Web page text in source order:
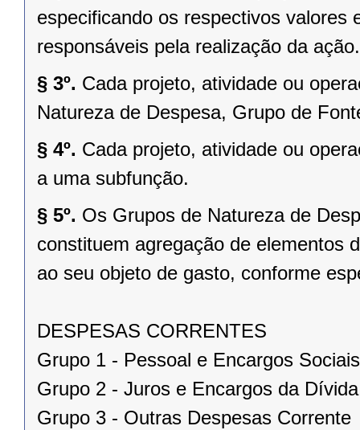
especificando os respectivos valores
responsáveis pela realização da ação.
§ 3º. Cada projeto, atividade ou
Natureza de Despesa, Grupo de
§ 4º. Cada projeto, atividade ou
a uma subfunção.
§ 5º. Os Grupos de Natureza de
constituem agregação de elementos
ao seu objeto de gasto, conforme
DESPESAS CORRENTES
Grupo 1 - Pessoal e Encargos Sociais
Grupo 2 - Juros e Encargos da Dívida
Grupo 3 - Outras Despesas Corrente